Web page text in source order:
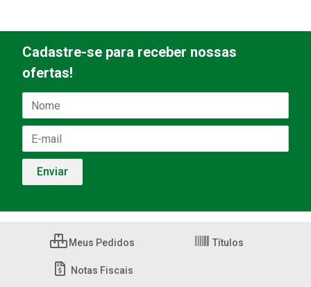
Cadastre-se para receber nossas
ofertas!
Meus Pedidos Títulos
Notas Fiscais